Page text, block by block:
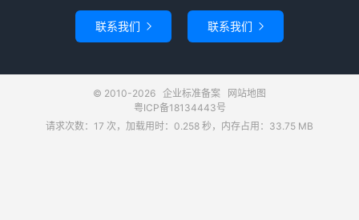
联系我们  联系我们 
© 2010-2026 企业标准备案
网站地图
粤ICP备18134443号
请求次数：17 次，加载用时：0.258 秒，内存占用：33.75 MB